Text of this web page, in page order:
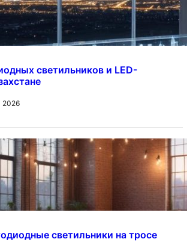
светильников и LED-
2026
светильники на тросе